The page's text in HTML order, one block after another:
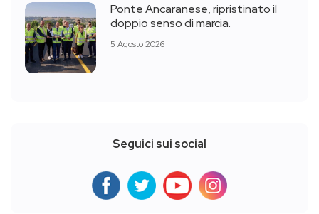
Ponte Ancaranese, ripristinato il
doppio senso di marcia.
5 Agosto 2026
Seguici sui social